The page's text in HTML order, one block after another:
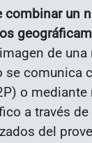
combinar un
de una
se comunica
o mediante
a través de
del